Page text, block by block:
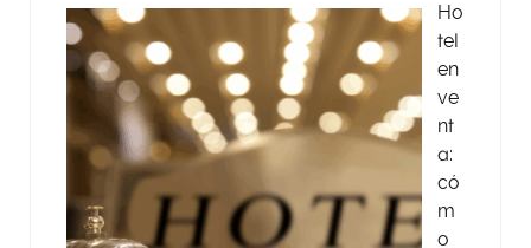
Ho
tel
en
ve
nt
a:
có
m
o